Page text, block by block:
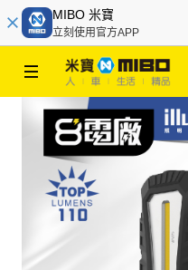
MIBO 米寶
立刻使用官方APP